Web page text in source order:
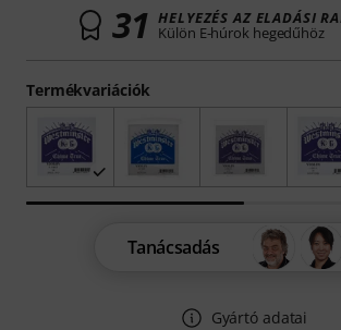
Termékvariációk
31 HELYEZÉS AZ ELADÁSI
Külön E-húrok hegedűhöz
Tanácsadás
Gyártó adatai